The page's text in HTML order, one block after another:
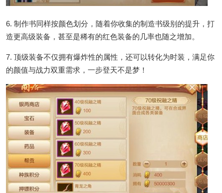
6. 制作书同样按颜色划分，随着你收集的制造书级别的提升，打
造更高级装备，甚至是稀有的红色装备的几率也随之增加。
7. 顶级装备不仅拥有爆炸性的属性，还可以转化为时装，满足你
的颜值与战力双重需求，一步登天不是梦！